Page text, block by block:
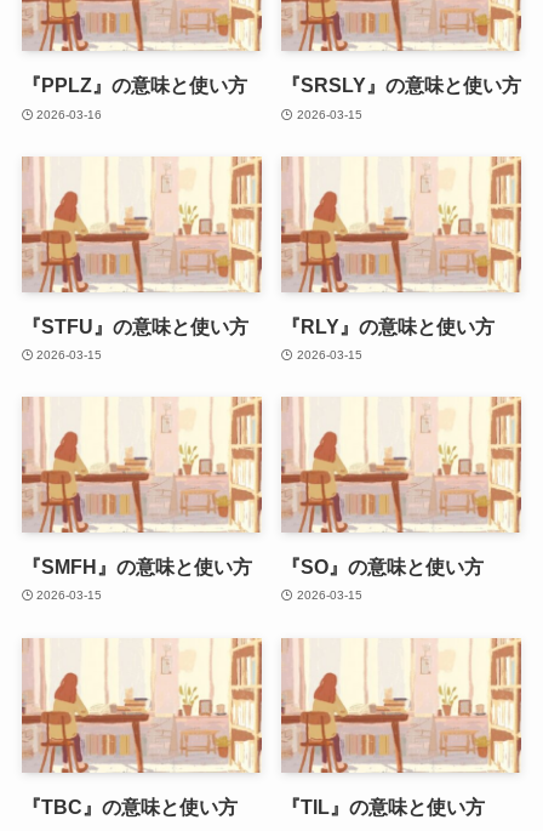
『PPLZ』の意味と使い方
2026-03-16
『SRSLY』の意味と使い方
2026-03-15
『STFU』の意味と使い方
2026-03-15
『RLY』の意味と使い方
2026-03-15
『SMFH』の意味と使い方
2026-03-15
『SO』の意味と使い方
2026-03-15
『TBC』の意味と使い方 『TIL』の意味と使い方